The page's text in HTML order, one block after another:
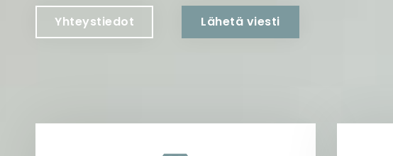
Yhteystiedot Lähetä viesti